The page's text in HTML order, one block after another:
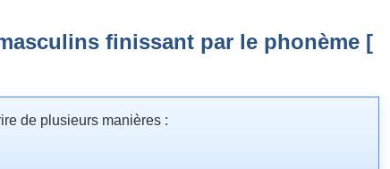
finissant par le phonème [
de plusieurs manières :